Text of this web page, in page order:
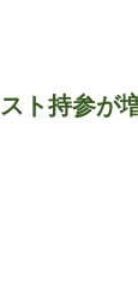
ト持参が